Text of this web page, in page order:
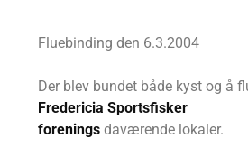
Fluebinding den 6.3.2004
Der blev bundet både kyst og å
Fredericia Sportsfisker
forenings daværende lokaler.